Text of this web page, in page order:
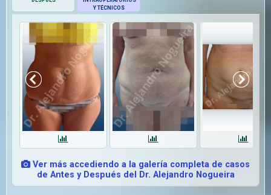
Y TÉCNICOS
Ver más accediendo a la galería completa de casos
de Antes y Después del Dr. Alejandro Nogueira